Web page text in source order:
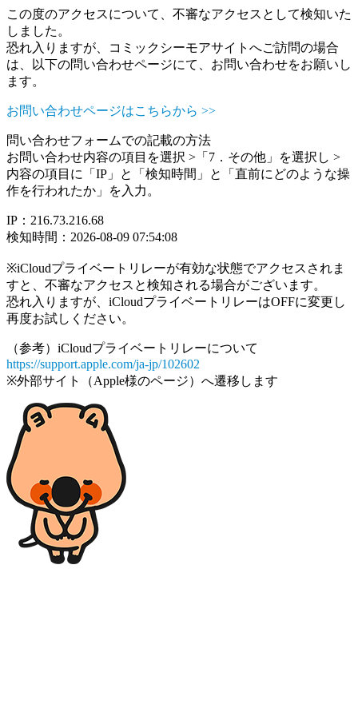
この度のアクセスについて、不審なアクセスとして検知いた
しました。
恐れ入りますが、コミックシーモアサイトへご訪問の場合
は、以下の問い合わせページにて、お問い合わせをお願いし
ます。
お問い合わせページはこちらから >>
問い合わせフォームでの記載の方法
お問い合わせ内容の項目を選択 >「7．その他」を選択し >
内容の項目に「IP」と「検知時間」と「直前にどのような操
作を行われたか」を入力。
IP：216.73.216.68
検知時間：2026-08-09 07:54:08
※iCloudプライベートリレーが有効な状態でアクセスされま
すと、不審なアクセスと検知される場合がございます。
恐れ入りますが、iCloudプライベートリレーはOFFに変更し
再度お試しください。
（参考）iCloudプライベートリレーについて
https://support.apple.com/ja-jp/102602
※外部サイト（Apple様のページ）へ遷移します